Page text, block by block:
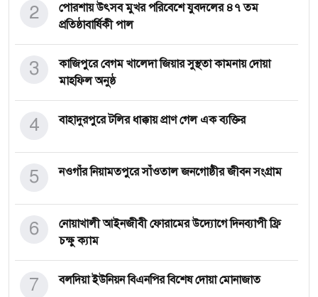
পোরশায় উৎসব মুখর পরিবেশে যুবদলের ৪৭ তম
প্রতিষ্ঠাবার্ষিকী পাল
2
কাজিপুরে বেগম খালেদা জিয়ার সুস্থতা কামনায় দোয়া
মাহফিল অনুষ্ঠ
3
বাহাদুরপুরে টলির ধাক্কায় প্রাণ গেল এক ব্যক্তির
4
নওগাঁর নিয়ামতপুরে সাঁওতাল জনগোষ্ঠীর জীবন সংগ্রাম
5
নোয়াখালী আইনজীবী ফোরামের উদ্যোগে দিনব্যাপী ফ্রি
চক্ষু ক্যাম
6
বলদিয়া ইউনিয়ন বিএনপির বিশেষ দোয়া মোনাজাত
7